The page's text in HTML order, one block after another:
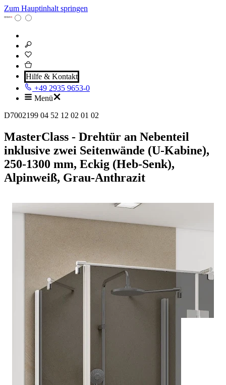
Zum Hauptinhalt springen
Hilfe & Kontakt
+49 2935 9653-0
Menü
D7002199 04 52 12 02 01 02
MasterClass - Drehtür an Nebenteil
inklusive zwei Seitenwände (U-Kabine),
250-1300 mm, Eckig (Heb-Senk),
Alpinweiß, Grau-Anthrazit